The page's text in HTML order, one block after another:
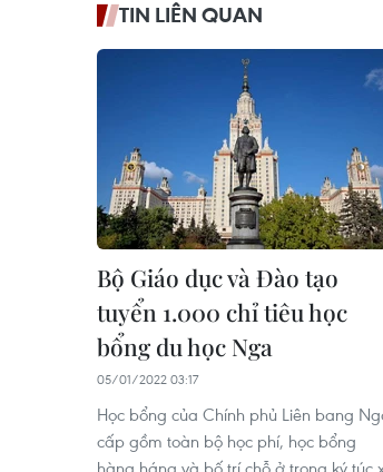
TIN LIÊN QUAN
Bộ Giáo dục và Đào tạo
tuyển 1.000 chỉ tiêu học
bổng du học Nga
05/01/2022 03:17
Học bổng của Chính phủ Liên bang
cấp gồm toàn bộ học phí, học bổng